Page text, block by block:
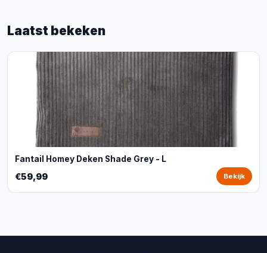
Laatst bekeken
Fantail Homey Deken Shade Grey - L
€59,99 Bekijk